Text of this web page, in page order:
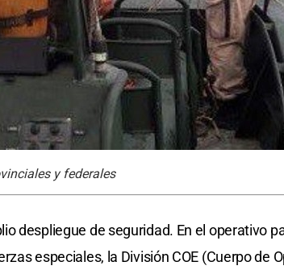
y federales
despliegue de seguridad. En el operativo
especiales, la División COE (Cuerpo de